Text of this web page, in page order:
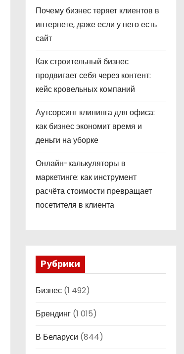
Почему бизнес теряет клиентов в
интернете, даже если у него есть
сайт
Как строительный бизнес
продвигает себя через контент:
кейс кровельных компаний
Аутсорсинг клининга для офиса:
как бизнес экономит время и
деньги на уборке
Онлайн-калькуляторы в
маркетинге: как инструмент
расчёта стоимости превращает
посетителя в клиента
Рубрики
Бизнес (1 492)
Брендинг (1 015)
В Беларуси (844)